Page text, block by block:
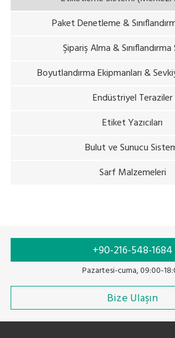
Paket Denetleme &
Şipariş Alma &
Boyutlandırma Ekipmanları &
Endüstriyel Teraziler
Etiket Yazıcıları
Bulut ve Sunucu
Sarf Malzemeleri
+90-216-548-1684
Pazartesi-cuma, 09:00-
Bize Ulaşın